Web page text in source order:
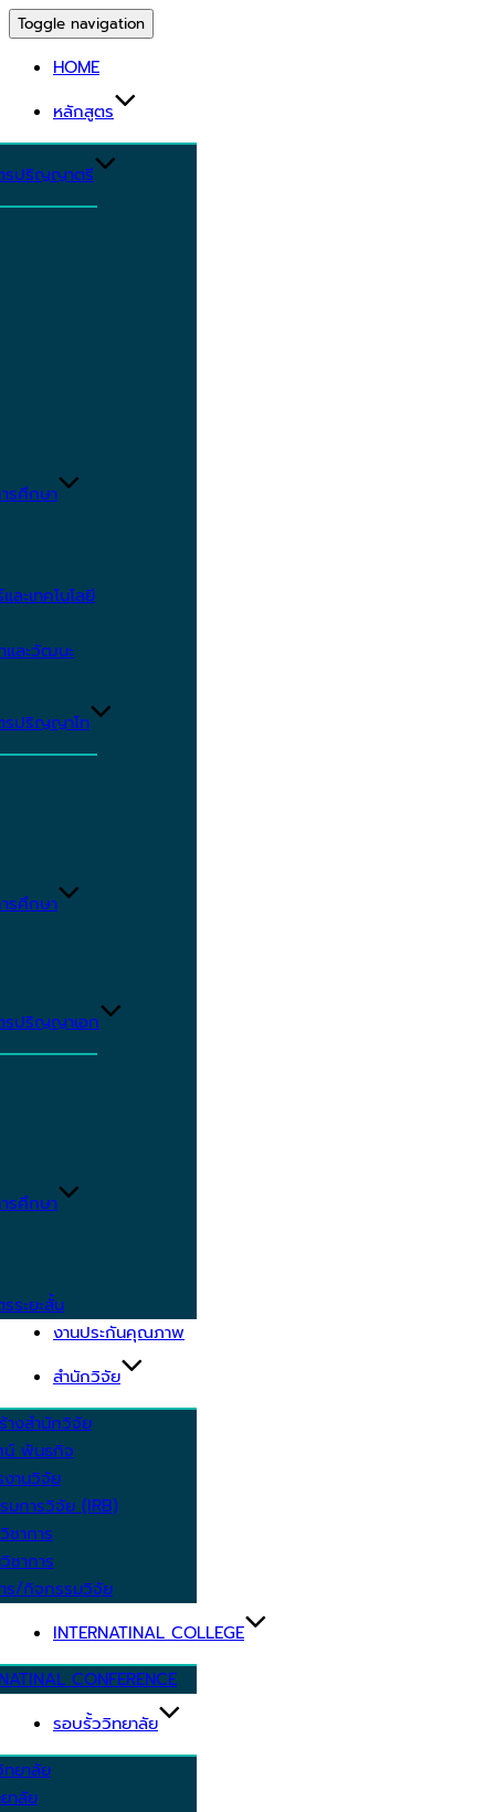
Toggle navigation
HOME
หลักสูตร
รปริญญาตรี
รศึกษา
ะเทคโนโลยี
และวัฒนะ
รปริญญาโท
รศึกษา
รปริญญาเอก
รศึกษา
ระยะสั้น
งานประกันคุณภาพ
สำนักวิจัย
างสำนักวิจัย
น์ พันธกิจ
งานวิจัย
มการวิจัย (IRB)
ชาการ
ชาการ
ร/กิจกรรมวิจัย
INTERNATINAL COLLEGE
CONFERENCE
รอบรั้ววิทยาลัย
ทยาลัย
าลัย